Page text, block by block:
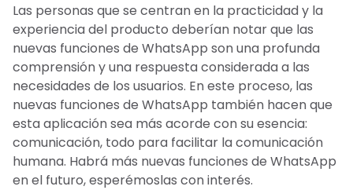
Las personas que se centran en la practicidad y la
experiencia del producto deberían notar que las
nuevas funciones de WhatsApp son una profunda
comprensión y una respuesta considerada a las
necesidades de los usuarios. En este proceso, las
nuevas funciones de WhatsApp también hacen que
esta aplicación sea más acorde con su esencia:
comunicación, todo para facilitar la comunicación
humana. Habrá más nuevas funciones de WhatsApp
en el futuro, esperémoslas con interés.